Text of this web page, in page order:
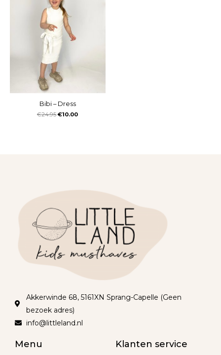
Bibi – Dress
€24.95 €10.00
Akkerwinde 68, 5161XN Sprang-Capelle (Geen
bezoek adres)
info@littleland.nl
Menu Klanten service